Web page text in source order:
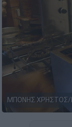
ΜΠΟΝΗΣ ΧΡΗΣΤΟΣ/